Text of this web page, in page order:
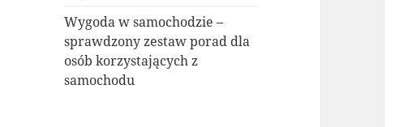
Wygoda w samochodzie –
sprawdzony zestaw porad dla
osób korzystających z
samochodu